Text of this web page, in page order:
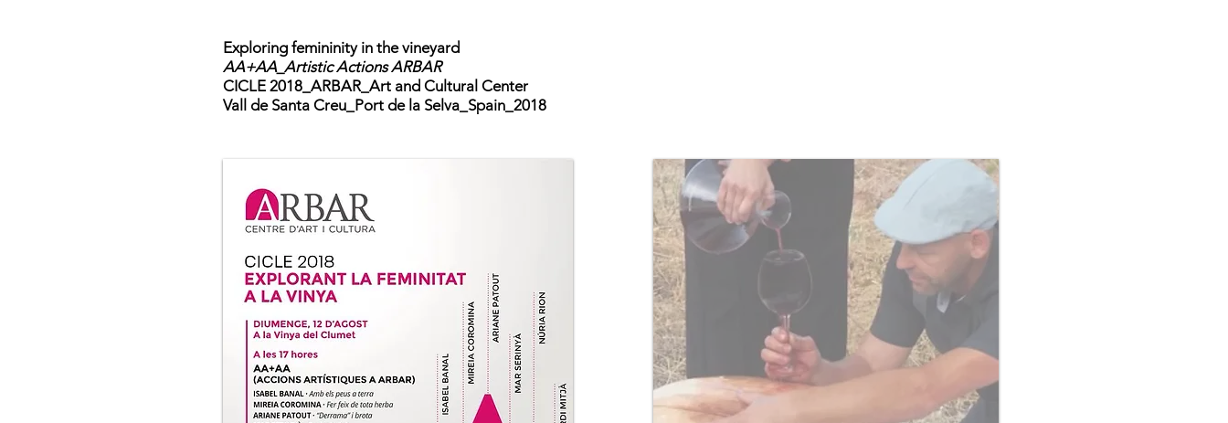
Exploring femininity in the vineyard
AA+AA_Artistic Actions ARBAR
CICLE 2018_ARBAR_Art and Cultural Center
Vall de Santa Creu_Port de la Selva_Spain_2018